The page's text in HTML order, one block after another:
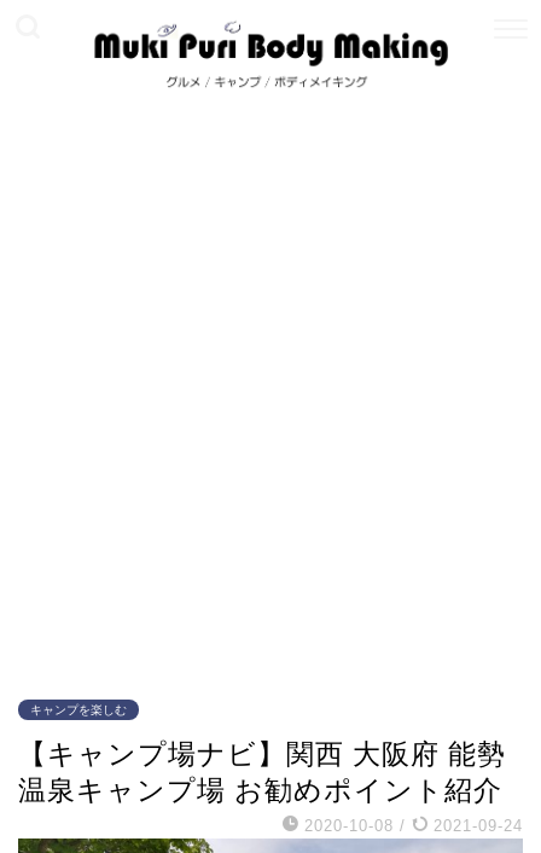
キャンプを楽しむ
【キャンプ場ナビ】関西 大阪府 能勢
温泉キャンプ場 お勧めポイント紹介
2020-10-08 / 2021-09-24